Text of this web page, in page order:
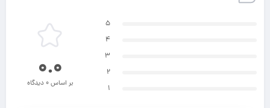
5
4
3
2
1
0.0
بر اساس 0 دیدگاه